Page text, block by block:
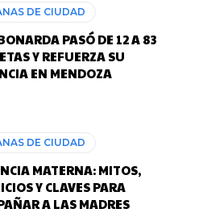
DE CIUDAD
PASÓ DE 12 A 83
Y REFUERZA SU
EN MENDOZA
DE CIUDAD
MATERNA: MITOS,
Y CLAVES PARA
A LAS MADRES